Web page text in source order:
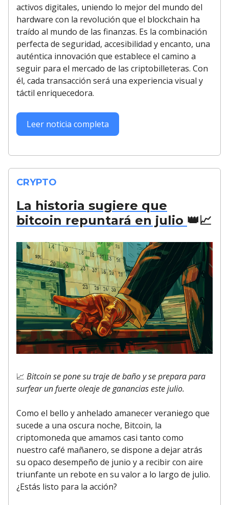
activos digitales, uniendo lo mejor del mundo del
hardware con la revolución que el blockchain ha
traído al mundo de las finanzas. Es la combinación
perfecta de seguridad, accesibilidad y encanto, una
auténtica innovación que establece el camino a
seguir para el mercado de las criptobilleteras. Con
él, cada transacción será una experiencia visual y
táctil enriquecedora.
Leer noticia completa
CRYPTO
La historia sugiere que
bitcoin repuntará en julio 👑📈
📈 Bitcoin se pone su traje de baño y se prepara para
surfear un fuerte oleaje de ganancias este julio.
Como el bello y anhelado amanecer veraniego que
sucede a una oscura noche, Bitcoin, la
criptomoneda que amamos casi tanto como
nuestro café mañanero, se dispone a dejar atrás
su opaco desempeño de junio y a recibir con aire
triunfante un rebote en su valor a lo largo de julio.
¿Estás listo para la acción?